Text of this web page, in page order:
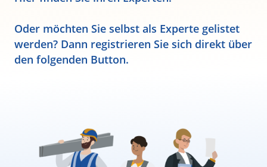
Oder möchten Sie selbst als Experte gelistet
werden? Dann registrieren Sie sich direkt über
den folgenden Button.